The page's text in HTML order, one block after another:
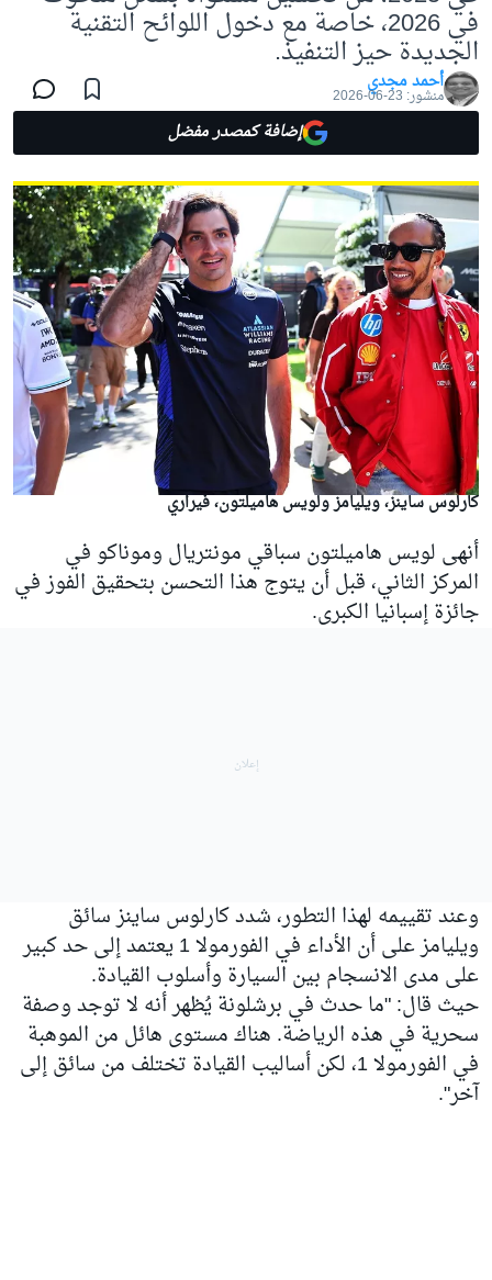
في 2026، خاصة مع دخول اللوائح التقنية
الجديدة حيز التنفيذ.
أحمد مجدي
منشور: 23-06-2026
إضافة كمصدر مفضل
كارلوس ساينز، ويليامز ولويس هاميلتون، فيراري
أنهى لويس هاميلتون سباقي مونتريال وموناكو في
المركز الثاني، قبل أن يتوج هذا التحسن بتحقيق الفوز في
جائزة إسبانيا الكبرى.
وعند تقييمه لهذا التطور، شدد كارلوس ساينز سائق
ويليامز على أن الأداء في الفورمولا 1 يعتمد إلى حد كبير
على مدى الانسجام بين السيارة وأسلوب القيادة.
حيث قال: "ما حدث في برشلونة يُظهر أنه لا توجد وصفة
سحرية في هذه الرياضة. هناك مستوى هائل من الموهبة
في الفورمولا 1، لكن أساليب القيادة تختلف من سائق إلى
آخر".